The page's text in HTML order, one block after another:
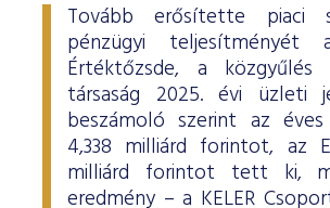
Tovább erősítette piaci
pénzügyi teljesítményét
Értéktőzsde, a
társaság 2025. évi üzleti
beszámoló szerint az
4,338 milliárd forintot, az
milliárd forintot tett ki,
eredmény – a KELER